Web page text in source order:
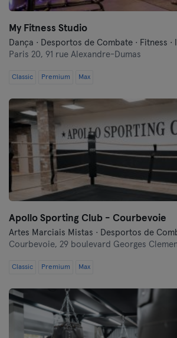
My Fitness Studio
Paris 20, 91 rue Alexandre-Dumas
Classic Premium Max
Apollo Sporting Club - Courbevoie
Courbevoie, 29 boulevard Georges
Classic Premium Max